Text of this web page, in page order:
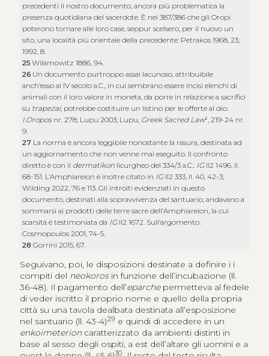
precedenti il nostro documento, ancora più problematica la
presenza quotidiana del sacerdote. È nel 387/386 che gli Oropi
poterono tornare alle loro case, seppur scelsero, per il nuovo un
sito, una località più orientale della precedente: Petrakos 1968, 23;
1992, 8.
25Wilamowitz 1886, 94.
26 Un documento purtroppo assai lacunoso, attribuibile
anch’esso al IV secolo a.C., in cui sembrano essere incisi elenchi di
animali con il loro valore in moneta, da porre in relazione a sacrifici
su trapezai, potrebbe costituire un listino per le offerte al dio:
I.Oroposnr. 278; Lupu 2003; Lupu, Greek Sacred Law², 219-24 nr.
9.
27 La norma è ancora leggibile nonostante la rasura, destinata ad
un aggiornamento che non venne mai eseguito. Il confronto
diretto è con il dermatikon licurgheo del 334/3 a.C.: IGII2 1496, ll.
68-151. L’Amphiareion è inoltre citato in IGII2 333, ll. 40, 42-3;
Wilding 2022, 76 e 113. Gli introiti evidenziati in questo
documento, destinati alla sopravvivenza del santuario, andavano a
sommarsi ai prodotti delle terre sacre dell’Amphiareion, la cui
scarsità è testimoniata da IG II2 1672. Sull’argomento:
Cosmopoulos 2001, 74-5.
28Gorrini 2015, 67.
Seguivano, poi, le disposizioni destinate a definire i i
compiti del neokorosin funzione dell’incubazione (ll.
36-48). Il pagamento dell’eparche permetteva al fedele
di veder iscritto il proprio nome e quello della propria
città su una tavola dealbata destinata all’esposizione
nel santuario (ll. 43-4)29 e quindi di accedere in un
enkoimeterioncaratterizzato da ambienti distinti in
base al sesso degli ospiti, a est dell’altare gli uomini e a
30